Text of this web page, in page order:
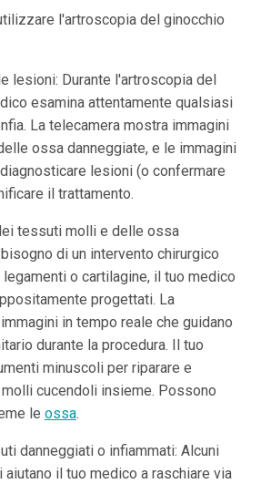
l'artroscopia del ginocchio
lesioni: Durante l'artroscopia del
esamina attentamente qualsiasi
La telecamera mostra immagini
ossa danneggiate, e le immagini
lesioni (o confermare
il trattamento.
tessuti molli e delle ossa
di un intervento chirurgico
o cartilagine, il tuo medico
progettati. La
in tempo reale che guidano
durante la procedura. Il tuo
minuscoli per riparare e
cucendoli insieme. Possono
le ossa.
danneggiati o infiammati: Alcuni
il tuo medico a raschiare via